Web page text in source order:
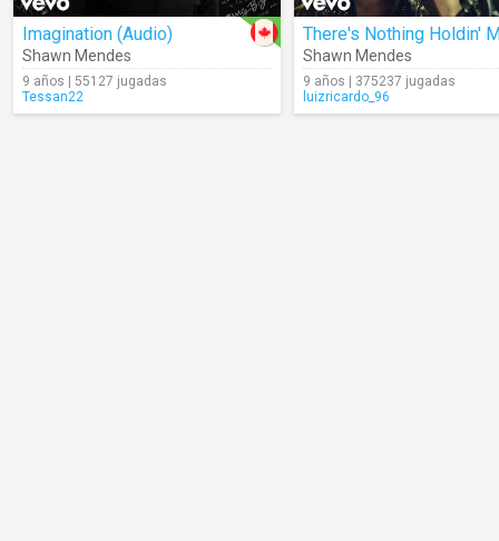
Imagination (Audio)
Shawn Mendes
9 años | 55127 jugadas
Tessan22
Shawn Mendes
9 años | 375237 jugadas
luizricardo_96